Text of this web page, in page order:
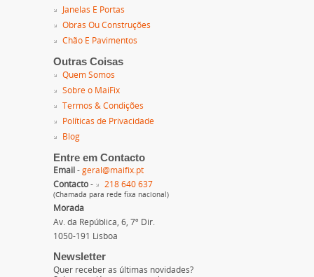
Janelas E Portas
Obras Ou Construções
Chão E Pavimentos
Outras Coisas
Quem Somos
Sobre o MaiFix
Termos & Condições
Políticas de Privacidade
Blog
Entre em Contacto
Email - geral@maifix.pt
Contacto - 218 640 637
(Chamada para rede fixa nacional)
Morada
Av. da República, 6, 7º Dir.
1050-191 Lisboa
Newsletter
Quer receber as últimas novidades?